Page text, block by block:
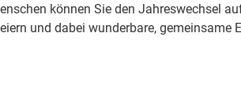
können Sie den Jahreswechsel
und dabei wunderbare, gemeinsame